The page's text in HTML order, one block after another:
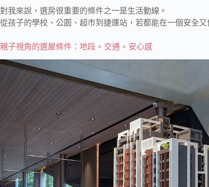
對我來說，選房很重要的條件之一是生活動線。
從孩子的學校、公園、超市到捷運站，若都能在一個安全
親子視角的選屋條件：地段 × 交通 × 安心感